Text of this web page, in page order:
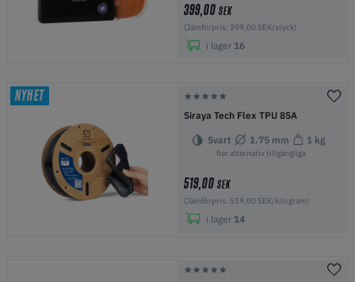
399,00 SEK
(Jämförpris: 399,00 SEK/styck)
i lager 16
NYHET
Siraya Tech Flex TPU 85A
Svart 1.75 mm 1 kg
fler alternativ tillgängliga
519,00 SEK
(Jämförpris: 519,00 SEK/kilogram)
i lager 14